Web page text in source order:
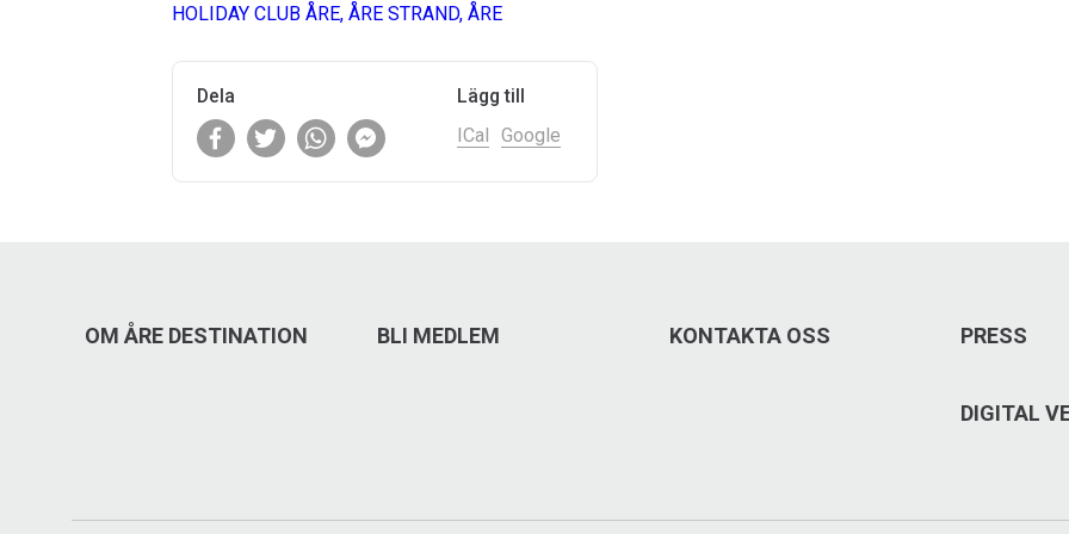
HOLIDAY CLUB ÅRE, ÅRE STRAND, ÅRE
Dela
Lägg till
ICal Google
OM ÅRE DESTINATION BLI MEDLEM KONTAKTA OSS PRESS
DIGITAL